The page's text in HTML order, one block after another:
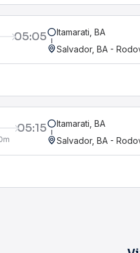
05:05
Itamarati, BA
Salvador, BA -
05:15
Itamarati, BA
Salvador, BA -